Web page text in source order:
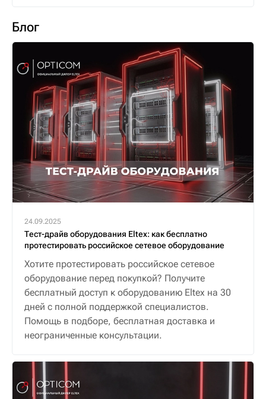
Блог
24.09.2025
Тест-драйв оборудования Eltex: как бесплатно
протестировать российское сетевое оборудование
Хотите протестировать российское сетевое
оборудование перед покупкой? Получите
бесплатный доступ к оборудованию Eltex на 30
дней с полной поддержкой специалистов.
Помощь в подборе, бесплатная доставка и
неограниченные консультации.